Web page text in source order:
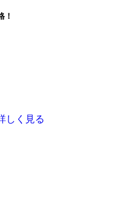
しく見る
と所要時間